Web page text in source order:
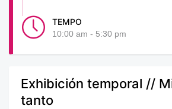
TEMPO
10:00 am - 5:30 pm
Exhibición temporal //
tanto